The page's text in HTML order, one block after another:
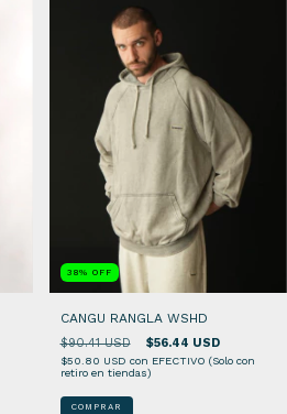
38% OFF
CANGU RANGLA WSHD
$90.41 USD $56.44 USD
$50.80 USD con EFECTIVO (Solo con
retiro en tiendas)
COMPRAR